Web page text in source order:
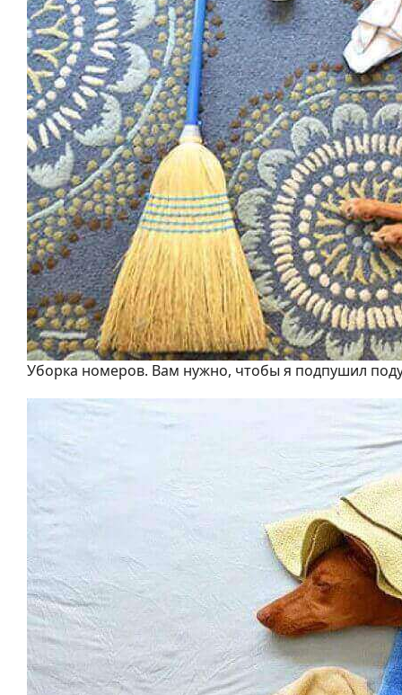
Уборка номеров. Вам нужно, чтобы я подпушил